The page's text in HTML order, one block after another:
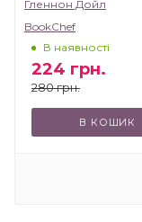
Гленнон Дойл
BookChef
В наявності
224 грн.
280грн.
В КОШИК